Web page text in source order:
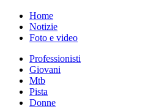
Home
Notizie
Foto e video
Professionisti
Giovani
Mtb
Pista
Donne